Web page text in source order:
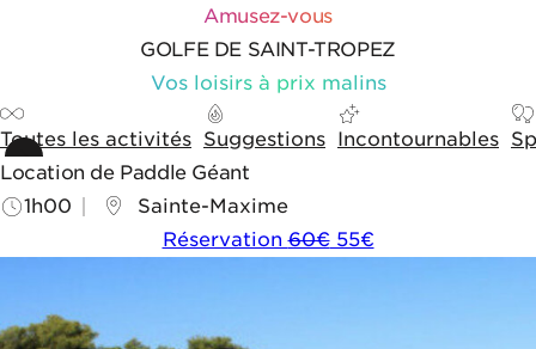
Panneau de gestion des cookies
Aller aux outils de navigation
Amusez-vous
GOLFE DE SAINT-TROPEZ
Vos loisirs à prix malins
Toutes les activités Suggestions Incontournables
Location de Paddle Géant
1h00
Sainte-Maxime
Réservation60€55€